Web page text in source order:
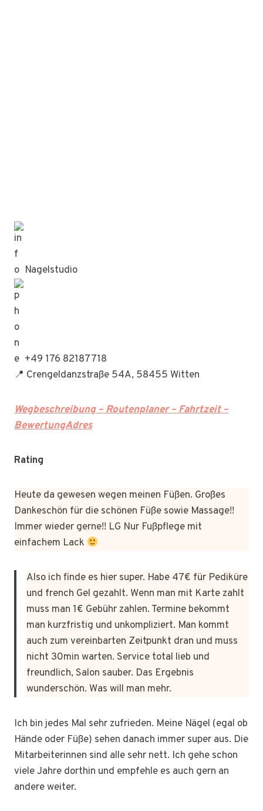
Nagelstudio
+49 176 82187718
📍 Crengeldanzstraße 54A, 58455 Witten
Wegbeschreibung – Routenplaner – Fahrtzeit –
BewertungAdres
Rating
Heute da gewesen wegen meinen Füßen. Großes
Dankeschön für die schönen Füße sowie Massage!!
Immer wieder gerne!! LG Nur Fußpflege mit
einfachem Lack
Also ich finde es hier super. Habe 47€ für Pediküre
und french Gel gezahlt. Wenn man mit Karte zahlt
muss man 1€ Gebühr zahlen. Termine bekommt
man kurzfristig und unkompliziert. Man kommt
auch zum vereinbarten Zeitpunkt dran und muss
nicht 30min warten. Service total lieb und
freundlich, Salon sauber. Das Ergebnis
wunderschön. Was will man mehr.
Ich bin jedes Mal sehr zufrieden. Meine Nägel (egal ob
Hände oder Füße) sehen danach immer super aus. Die
Mitarbeiterinnen sind alle sehr nett. Ich gehe schon
viele Jahre dorthin und empfehle es auch gern an
andere weiter.